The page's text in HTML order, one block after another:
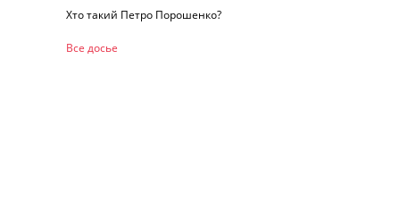
Хто такий Петро Порошенко?
Все досье